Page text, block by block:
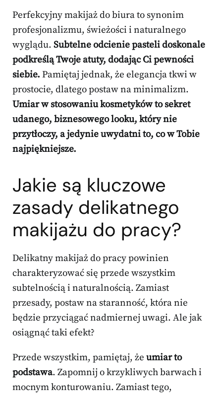
Perfekcyjny makijaż do biura to synonim
profesjonalizmu, świeżości i naturalnego
wyglądu. Subtelne odcienie pasteli doskonale
podkreślą Twoje atuty, dodając Ci pewności
siebie. Pamiętaj jednak, że elegancja tkwi w
prostocie, dlatego postaw na minimalizm.
Umiar w stosowaniu kosmetyków to sekret
udanego, biznesowego looku, który nie
przytłoczy, a jedynie uwydatni to, co w Tobie
najpiękniejsze.
Jakie są kluczowe
zasady delikatnego
makijażu do pracy?
Delikatny makijaż do pracy powinien
charakteryzować się przede wszystkim
subtelnością i naturalnością. Zamiast
przesady, postaw na staranność, która nie
będzie przyciągać nadmiernej uwagi. Ale jak
osiągnąć taki efekt?
Przede wszystkim, pamiętaj, że umiar to
podstawa. Zapomnij o krzykliwych barwach i
mocnym konturowaniu. Zamiast tego,